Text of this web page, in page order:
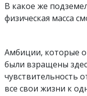
В какое же
физическая масса
Амбиции, которые
были взращены
чувствительность
все свои жизни к